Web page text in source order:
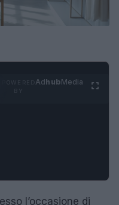
AdhubMedia
l’occasione di